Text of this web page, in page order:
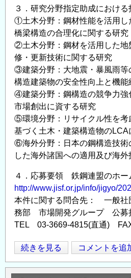
つ
い
て
の
３．研究分野指定助成における
①土木分野：鋼材性能を活用し
橋梁構造の合理化に関する研究
②土木分野：鋼材を活用した地
修・更新技術に関する研究
③建築分野：大地震・暴風雨等
構造建築物の安全性向上と機能
④建築分野：鋼構造の競争力強
市場創出に資する研究
⑤環境分野：リサイクル性を考
基づく土木・建築構造物のLCA
⑥海外分野：日本の鋼構造技術
した海外諸国への適用及び海
４．応募要領 鉄鋼連盟のホー
http://www.jisf.or.jp/info/jigyo/
本件に関する問合先： 一般社
務部 市場開発グループ 公募
TEL 03-3669-4815(直通)
【日
本
鉄
続きを見る コメントを追